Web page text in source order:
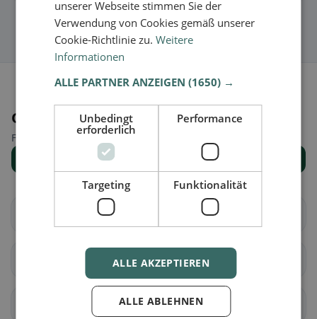
Orte in der Nähe
Finde den passenden Ort für deine Restaurantsuche.
Alle Orte anzeigen
Oberhausen-
Rheinhausen
Oberderdingen
Gondelsheim
unserer Webseite stimmen Sie der
Verwendung von Cookies gemäß unserer
Cookie-Richtlinie zu.Weitere
Informationen
ALLE PARTNER ANZEIGEN(1650) →
Unbedingt
erforderlich
Performance
Targeting Funktionalität
ALLE AKZEPTIEREN
ALLE ABLEHNEN